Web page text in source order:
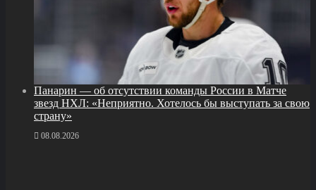
Панарин — об отсутствии команды России в Матче
звезд НХЛ: «Неприятно. Хотелось бы выступать за свою
страну»
08.08.2026